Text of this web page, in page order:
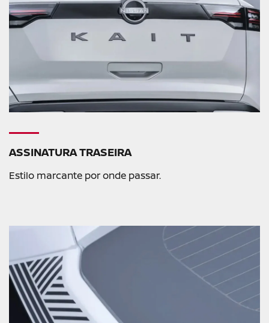
ASSINATURA TRASEIRA
Estilo marcante por onde passar.